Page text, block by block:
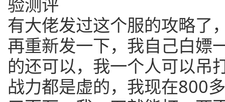
有大佬发过这个服的攻略了
再重新发一下，我自己白嫖
的还可以，我一个人可以吊
战力都是虚的，我现在800